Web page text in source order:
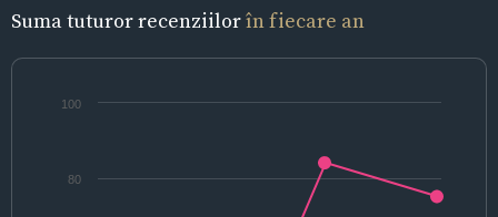
Suma tuturor recenziilorîn fiecare an
80
100